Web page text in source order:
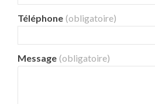
Téléphone (obligatoire)
Message (obligatoire)